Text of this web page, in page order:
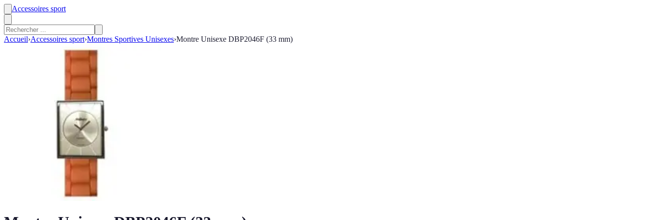
Accessoires sport
Accueil›Accessoires sport›Montres Sportives Unisexes›Montre Unisexe DBP2046F (33 mm)